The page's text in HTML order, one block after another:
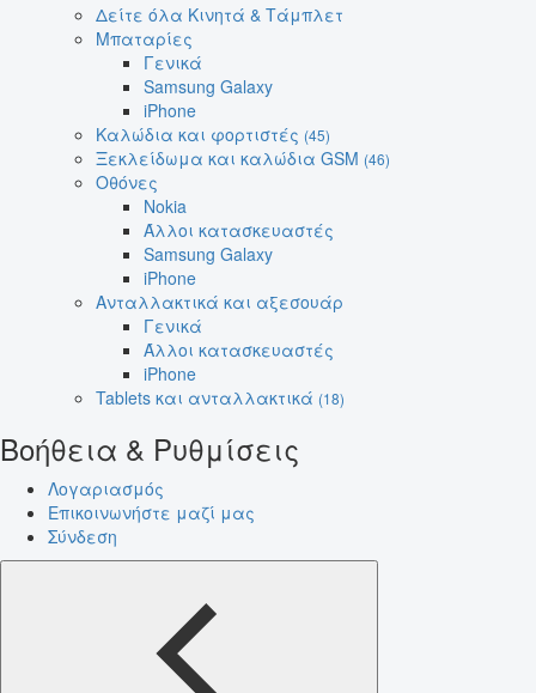
Δείτε όλα Κινητά & Τάμπλετ
Μπαταρίες
Γενικά
Samsung Galaxy
iPhone
Καλώδια και φορτιστές (45)
Ξεκλείδωμα και καλώδια GSM (46)
Οθόνες
Nokia
Άλλοι κατασκευαστές
Samsung Galaxy
iPhone
Ανταλλακτικά και αξεσουάρ
Γενικά
Άλλοι κατασκευαστές
iPhone
Tablets και ανταλλακτικά (18)
Βοήθεια & Ρυθμίσεις
Λογαριασμός
Επικοινωνήστε μαζί μας
Σύνδεση